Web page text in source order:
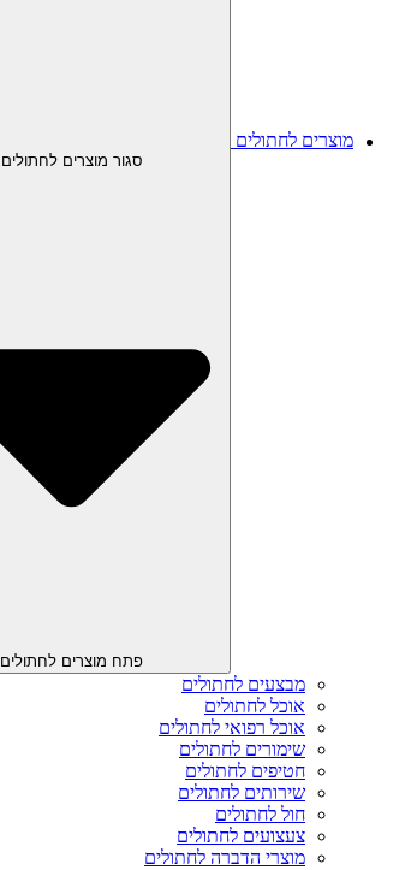
מוצרים לחתולים
סגור מוצרים לחתולים
פתח מוצרים לחתולים
מבצעים לחתולים
אוכל לחתולים
אוכל רפואי לחתולים
שימורים לחתולים
חטיפים לחתולים
שירותים לחתולים
חול לחתולים
צעצועים לחתולים
מוצרי הדברה לחתולים